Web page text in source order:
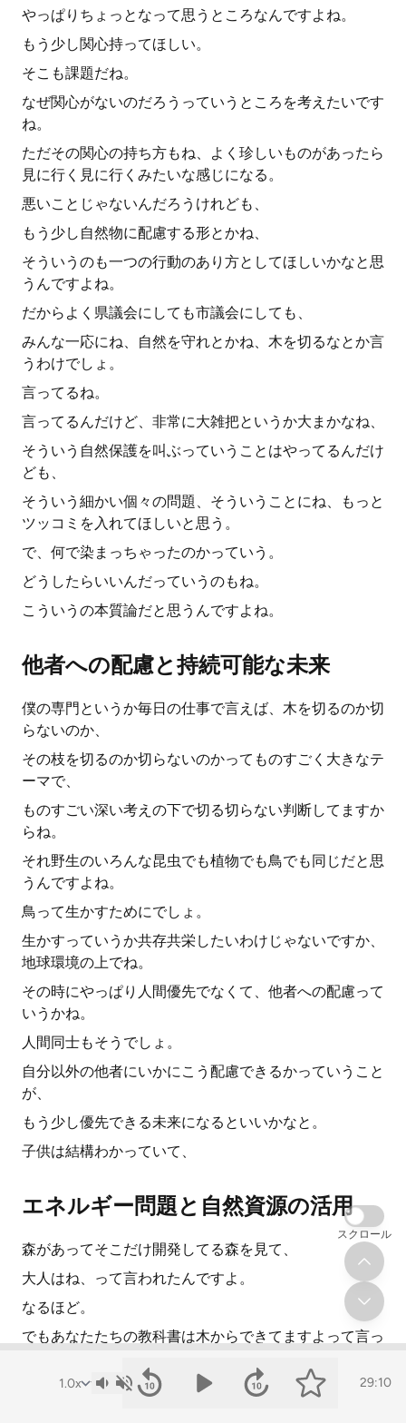
やっぱりちょっとなって思うところなんですよね。
もう少し関心持ってほしい。
そこも課題だね。
なぜ関心がないのだろうっていうところを考えたいです
ね。
ただその関心の持ち方もね、よく珍しいものがあったら
見に行く見に行くみたいな感じになる。
悪いことじゃないんだろうけれども、
もう少し自然物に配慮する形とかね、
そういうのも一つの行動のあり方としてほしいかなと思
うんですよね。
だからよく県議会にしても市議会にしても、
みんな一応にね、自然を守れとかね、木を切るなとか言
うわけでしょ。
言ってるね。
言ってるんだけど、非常に大雑把というか大まかなね、
そういう自然保護を叫ぶっていうことはやってるんだけ
ども、
そういう細かい個々の問題、そういうことにね、もっと
ツッコミを入れてほしいと思う。
で、何で染まっちゃったのかっていう。
どうしたらいいんだっていうのもね。
こういうの本質論だと思うんですよね。
他者への配慮と持続可能な未来
僕の専門というか毎日の仕事で言えば、木を切るのか切
らないのか、
その枝を切るのか切らないのかってものすごく大きなテ
ーマで、
ものすごい深い考えの下で切る切らない判断してますか
らね。
それ野生のいろんな昆虫でも植物でも鳥でも同じだと思
うんですよね。
鳥って生かすためにでしょ。
生かすっていうか共存共栄したいわけじゃないですか、
地球環境の上でね。
その時にやっぱり人間優先でなくて、他者への配慮って
いうかね。
人間同士もそうでしょ。
自分以外の他者にいかにこう配慮できるかっていうこと
が、
もう少し優先できる未来になるといいかなと。
子供は結構わかっていて、
エネルギー問題と自然資源の活用
森があってそこだけ開発してる森を見て、
大人はね、って言われたんですよ。
なるほど。
でもあなたたちの教科書は木からできてますよって言っ
わかってるって言って、倒れた木を使えとか。
29:10
スクロール